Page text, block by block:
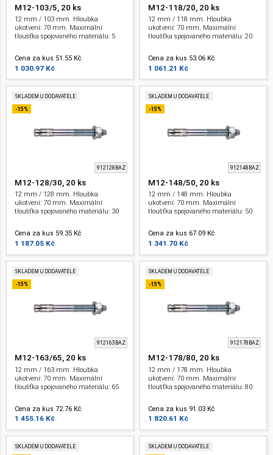
M12-103/5, 20 ks
12 mm / 103 mm. Hloubka
ukotvení: 70 mm. Maximální
tloušťka spojovaného materiálu: 5
Cena za kus 51.55 Kč
1 030.97 Kč
M12-118/20, 20 ks
12 mm / 118 mm. Hloubka
ukotvení: 70 mm. Maximální
tloušťka spojovaného materiálu: 20
Cena za kus 53.06 Kč
1 061.21 Kč
SKLADEM U DODAVATELE
-15%
912128BAZ
M12-128/30, 20 ks
12 mm / 128 mm. Hloubka
ukotvení: 70 mm. Maximální
tloušťka spojovaného materiálu: 30
Cena za kus 59.35 Kč
1 187.05 Kč
SKLADEM U DODAVATELE
-15%
912148BAZ
M12-148/50, 20 ks
12 mm / 148 mm. Hloubka
ukotvení: 70 mm. Maximální
tloušťka spojovaného materiálu: 50
Cena za kus 67.09 Kč
1 341.70 Kč
SKLADEM U DODAVATELE
-15%
912163BAZ
M12-163/65, 20 ks
12 mm / 163 mm. Hloubka
ukotvení: 70 mm. Maximální
tloušťka spojovaného materiálu: 65
Cena za kus 72.76 Kč
1 455.16 Kč
SKLADEM U DODAVATELE
-15%
912178BAZ
M12-178/80, 20 ks
12 mm / 178 mm. Hloubka
ukotvení: 70 mm. Maximální
tloušťka spojovaného materiálu: 80
Cena za kus 91.03 Kč
1 820.61 Kč
SKLADEM U DODAVATELE SKLADEM U DODAVATELE